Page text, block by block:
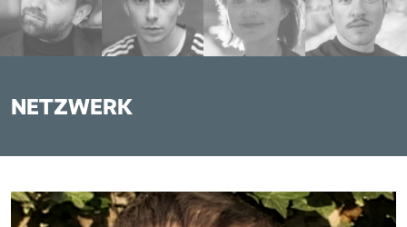
NETZWERK